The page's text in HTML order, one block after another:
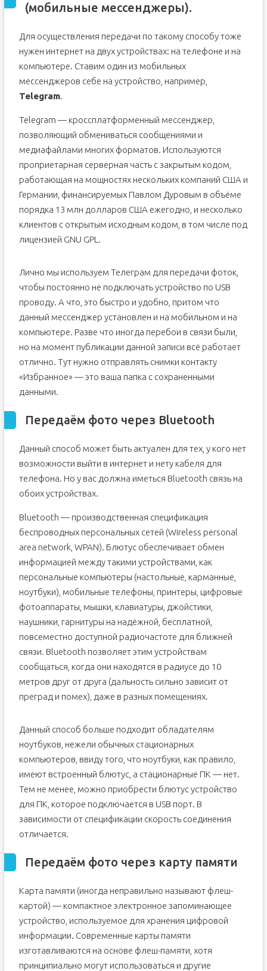
(мобильные мессенджеры).
Для осуществления передачи по такому способу тоже
нужен интернет на двух устройствах: на телефоне и на
компьютере. Ставим один из мобильных
мессенджеров себе на устройство, например,
Telegram.
Telegram — кроссплатформенный мессенджер,
позволяющий обмениваться сообщениями и
медиафайлами многих форматов. Используются
проприетарная серверная часть c закрытым кодом,
работающая на мощностях нескольких компаний США и
Германии, финансируемых Павлом Дуровым в объёме
порядка 13 млн долларов США ежегодно, и несколько
клиентов с открытым исходным кодом, в том числе под
лицензией GNU GPL.
Лично мы используем Телеграм для передачи фоток,
чтобы постоянно не подключать устройство по USB
проводу. А что, это быстро и удобно, притом что
данный мессенджер установлен и на мобильном и на
компьютере. Разве что иногда перебои в связи были,
но на момент публикации данной записи всё работает
отлично. Тут нужно отправлять снимки контакту
«Избранное» — это ваша папка с сохраненными
данными.
Передаём фото через Bluetooth
Данный способ может быть актуален для тех, у кого нет
возможности выйти в интернет и нету кабеля для
телефона. Но у вас должна иметься Bluetooth связь на
обоих устройствах.
Bluetooth — производственная спецификация
беспроводных персональных сетей (Wireless personal
area network, WPAN). Блютус обеспечивает обмен
информацией между такими устройствами, как
персональные компьютеры (настольные, карманные,
ноутбуки), мобильные телефоны, принтеры, цифровые
фотоаппараты, мышки, клавиатуры, джойстики,
наушники, гарнитуры на надёжной, бесплатной,
повсеместно доступной радиочастоте для ближней
связи. Bluetooth позволяет этим устройствам
сообщаться, когда они находятся в радиусе до 10
метров друг от друга (дальность сильно зависит от
преград и помех), даже в разных помещениях.
Данный способ больше подходит обладателям
ноутбуков, нежели обычных стационарных
компьютеров, ввиду того, что ноутбуки, как правило,
имеют встроенный блютус, а стационарные ПК — нет.
Тем не менее, можно приобрести блютус устройство
для ПК, которое подключается в USB порт. В
зависимости от спецификации скорость соединения
отличается.
Передаём фото через карту памяти
Карта памяти (иногда неправильно называют флеш-
картой) — компактное электронное запоминающее
устройство, используемое для хранения цифровой
информации. Современные карты памяти
изготавливаются на основе флеш-памяти, хотя
принципиально могут использоваться и другие